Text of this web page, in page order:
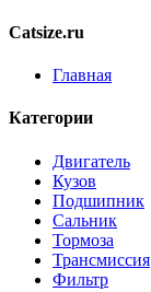
Catsize.ru
Главная
Категории
Двигатель
Кузов
Подшипник
Сальник
Тормоза
Трансмиссия
Фильтр